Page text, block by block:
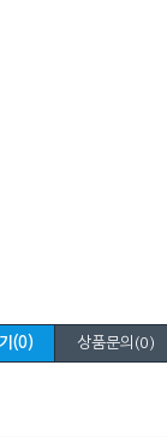
(0) 상품문의(0)